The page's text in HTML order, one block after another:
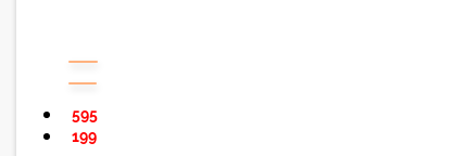
595
199